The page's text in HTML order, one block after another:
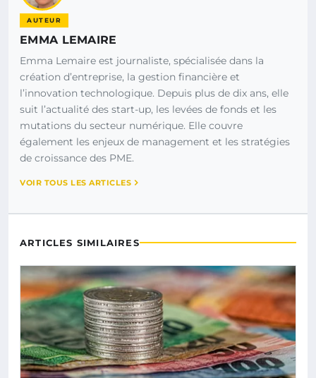
AUTEUR
EMMA LEMAIRE
Emma Lemaire est journaliste, spécialisée dans la
création d’entreprise, la gestion financière et
l’innovation technologique. Depuis plus de dix ans, elle
suit l’actualité des start-up, les levées de fonds et les
mutations du secteur numérique. Elle couvre
également les enjeux de management et les stratégies
de croissance des PME.
VOIR TOUS LES ARTICLES
ARTICLES SIMILAIRES